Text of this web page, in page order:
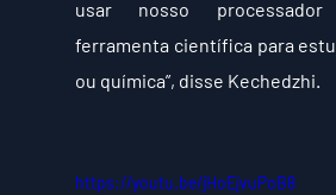
usar nosso
ferramenta científica para
ou química”, disse Kechedzhi.
https://youtu.be/jHoEjvuPoB8